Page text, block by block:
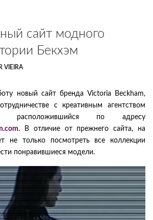
сайт модного
Бекхэм
VIEIRA
новый сайт бренда Victoria Beckham,
с креативным агентством
расположившийся по адресу
. В отличие от прежнего сайта, на
не только посмотреть все коллекции
понравившиеся модели.